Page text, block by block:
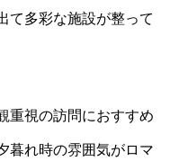
て多彩な施設が整って
重視の訪問におすすめ
暮れ時の雰囲気がロマ